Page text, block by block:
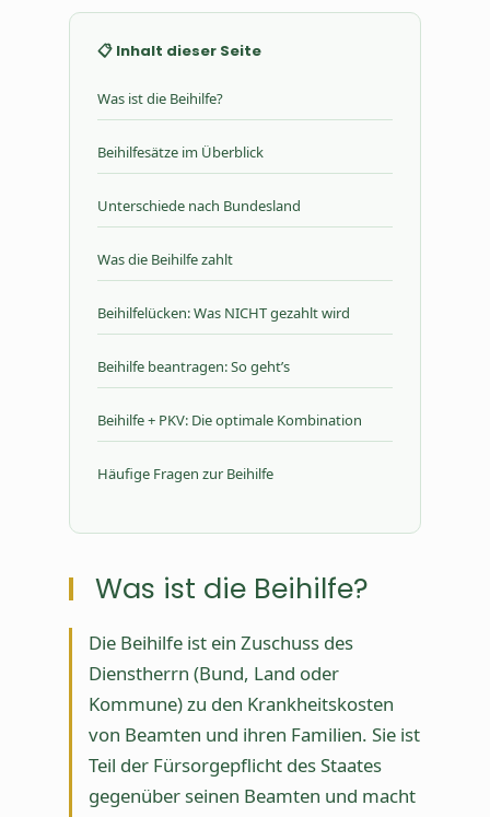
📋 Inhalt dieser Seite
Was ist die Beihilfe?
Beihilfesätze im Überblick
Unterschiede nach Bundesland
Was die Beihilfe zahlt
Beihilfelücken: Was NICHT gezahlt wird
Beihilfe beantragen: So geht’s
Beihilfe + PKV: Die optimale Kombination
Häufige Fragen zur Beihilfe
Was ist die Beihilfe?
Die Beihilfe ist ein Zuschuss des
Dienstherrn (Bund, Land oder
Kommune) zu den Krankheitskosten
von Beamten und ihren Familien. Sie ist
Teil der Fürsorgepflicht des Staates
gegenüber seinen Beamten und macht